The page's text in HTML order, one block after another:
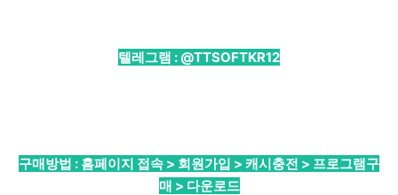
텔레그램 : @TTSOFTKR12
구매방법 : 홈페이지 접속 > 회원가입 > 캐시충전 > 프로그램구
매 > 다운로드